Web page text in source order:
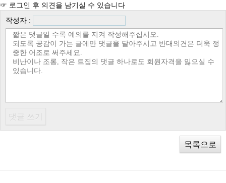
☞ 로그인 후 의견을 남기실 수 있습니다
작성자 :
목록으로